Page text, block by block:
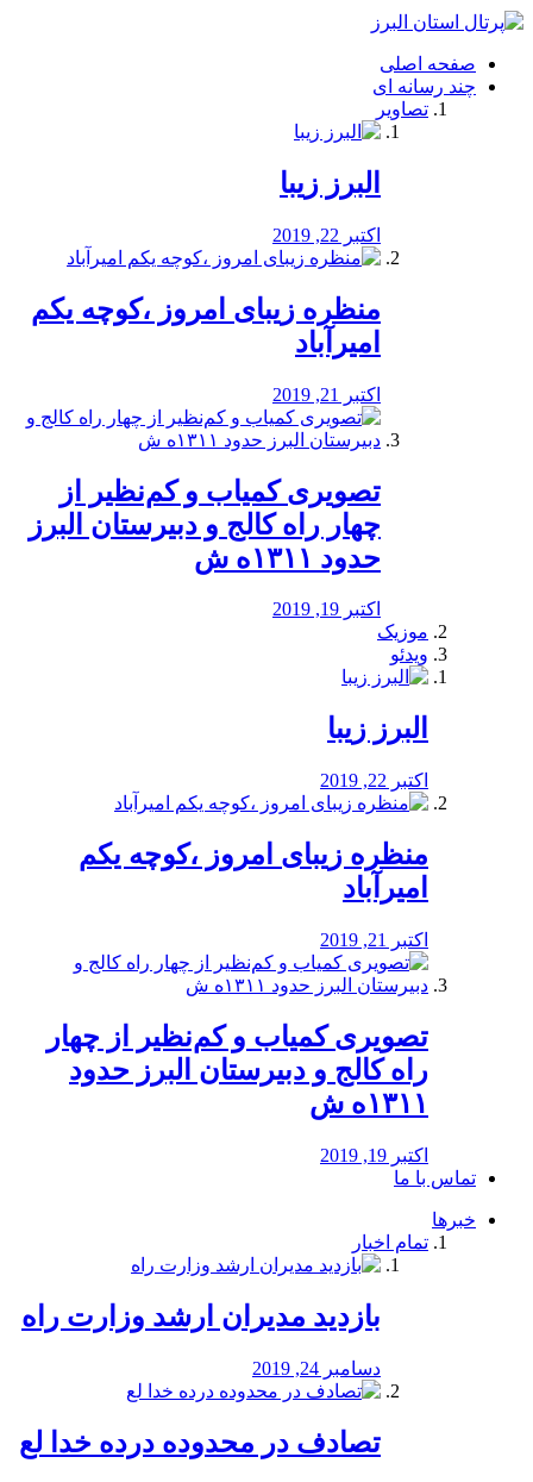
فصد
شرق
تهران
خشکشویی
صفحه اصلی
چند رسانه ای
تصاویر
البرز زیبا
اکتبر 22, 2019
منظره‌‌ زیبای امروز ،کوچه یکم
امیرآباد
اکتبر 21, 2019
️تصویری کمیاب و کم‌نظیر از
چهار راه كالج و دبيرستان البرز
حدود ۱۳۱۱ه ش
اکتبر 19, 2019
موزیک
ویدئو
البرز زیبا
اکتبر 22, 2019
منظره‌‌ زیبای امروز ،کوچه یکم
امیرآباد
اکتبر 21, 2019
️تصویری کمیاب و کم‌نظیر از چهار
راه كالج و دبيرستان البرز حدود
۱۳۱۱ه ش
اکتبر 19, 2019
تماس با ما
خبرها
تمام اخبار
بازدید مدیران ارشد وزارت راه
دسامبر 24, 2019
تصادف در محدوده درده خدا لع